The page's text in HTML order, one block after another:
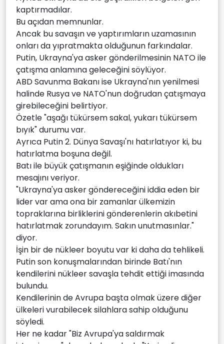
kaptırmadılar.
Bu açıdan memnunlar.
Ancak bu savaşın ve yaptırımların uzamasının
onları da yıpratmakta olduğunun farkındalar.
Putin, Ukrayna'ya asker gönderilmesinin NATO ile
çatışma anlamına geleceğini söylüyor.
ABD Savunma Bakanı ise Ukrayna'nın yenilmesi
halinde Rusya ve NATO'nun doğrudan çatışmaya
girebileceğini belirtiyor.
Özetle "aşağı tükürsem sakal, yukarı tükürsem
bıyık" durumu var.
Ayrıca Putin 2. Dünya Savaşı'nı hatırlatıyor ki, bu
hatırlatma boşuna değil.
Batı ile büyük çatışmanın eşiğinde oldukları
mesajını veriyor.
"Ukrayna'ya asker göndereceğini iddia eden bir
lider var ama ona bir zamanlar ülkemizin
topraklarına birliklerini gönderenlerin akıbetini
hatırlatmak zorundayım. Sakın unutmasınlar."
diyor.
İşin bir de nükleer boyutu var ki daha da tehlikeli.
Putin son konuşmalarından birinde Batı'nın
kendilerini nükleer savaşla tehdit ettiği imasında
bulundu.
Kendilerinin de Avrupa başta olmak üzere diğer
ülkeleri vurabilecek silahlara sahip olduğunu
söyledi.
Her ne kadar "Biz Avrupa'ya saldırmak